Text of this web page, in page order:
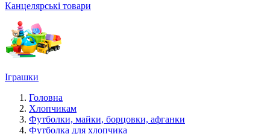
Канцелярські товари
Іграшки
Головна
Хлопчикам
Футболки, майки, борцовки, афганки
Футболка для хлопчика